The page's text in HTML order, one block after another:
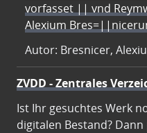
vorfasset || vnd
Alexium
Autor: Bresnicer,
ZVDD - Zentrales
Ist Ihr gesuchtes Werk
digitalen Bestand?